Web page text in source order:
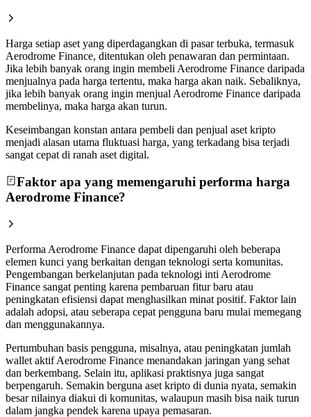
Harga setiap aset yang diperdagangkan di pasar terbuka, termasuk
Aerodrome Finance, ditentukan oleh penawaran dan permintaan.
Jika lebih banyak orang ingin membeli Aerodrome Finance daripada
menjualnya pada harga tertentu, maka harga akan naik. Sebaliknya,
jika lebih banyak orang ingin menjual Aerodrome Finance daripada
membelinya, maka harga akan turun.
Keseimbangan konstan antara pembeli dan penjual aset kripto
menjadi alasan utama fluktuasi harga, yang terkadang bisa terjadi
sangat cepat di ranah aset digital.
Faktor apa yang memengaruhi performa harga
Aerodrome Finance?
Performa Aerodrome Finance dapat dipengaruhi oleh beberapa
elemen kunci yang berkaitan dengan teknologi serta komunitas.
Pengembangan berkelanjutan pada teknologi inti Aerodrome
Finance sangat penting karena pembaruan fitur baru atau
peningkatan efisiensi dapat menghasilkan minat positif. Faktor lain
adalah adopsi, atau seberapa cepat pengguna baru mulai memegang
dan menggunakannya.
Pertumbuhan basis pengguna, misalnya, atau peningkatan jumlah
wallet aktif Aerodrome Finance menandakan jaringan yang sehat
dan berkembang. Selain itu, aplikasi praktisnya juga sangat
berpengaruh. Semakin berguna aset kripto di dunia nyata, semakin
besar nilainya diakui di komunitas, walaupun masih bisa naik turun
dalam jangka pendek karena upaya pemasaran.